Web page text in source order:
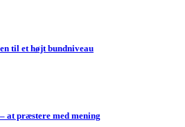
til et højt bundniveau
at præstere med mening